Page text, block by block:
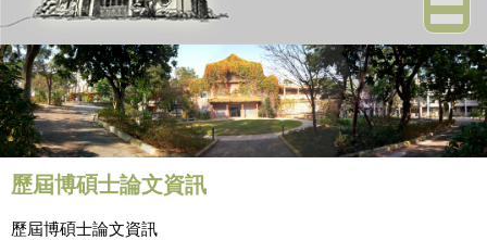
歷屆博碩士論文資訊
歷屆博碩士論文資訊